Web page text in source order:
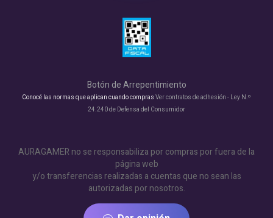
Botón de Arrepentimiento
Conocé las normas que aplican cuando compras Ver contratos de adhesión - Ley N.º
24.240 de Defensa del Consumidor
AURAGAMER no se responsabiliza por compras por fuera de la
página web
y/o transferencias realizadas a cuentas que no sean las
autorizadas por nosotros.